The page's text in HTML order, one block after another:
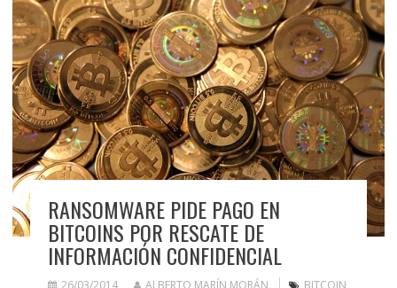
RANSOMWARE PIDE PAGO EN
BITCOINS POR RESCATE DE
INFORMACIÓN CONFIDENCIAL
26/03/2014 ALBERTO MARÍN MORÁN
BITCOIN